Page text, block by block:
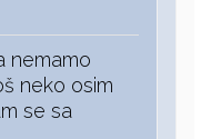
nemamo
neko osim
se sa